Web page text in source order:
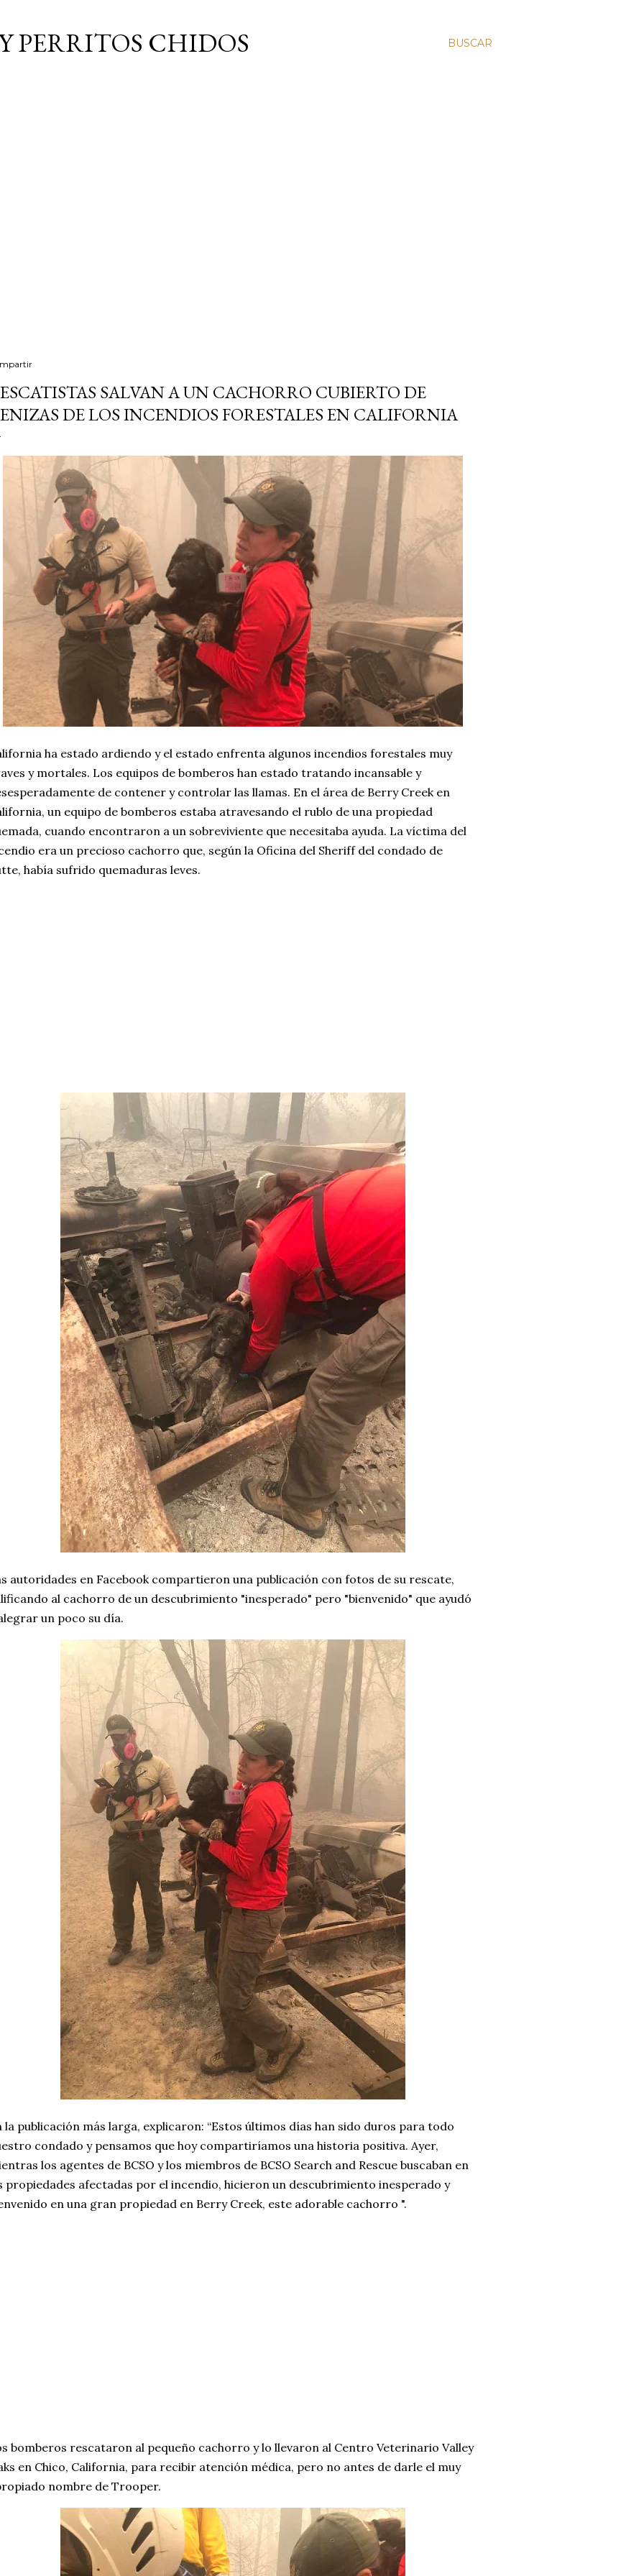
BUSCAR
PERRITOS CHIDOS
SALVAN A UN CACHORRO CUBIERTO DE
DE LOS INCENDIOS FORESTALES EN CALIFORNIA
ha estado ardiendo y el estado enfrenta algunos incendios forestales muy
y mortales. Los equipos de bomberos han estado tratando incansable y
de contener y controlar las llamas. En el área de Berry Creek en
un equipo de bomberos estaba atravesando el rublo de una propiedad
cuando encontraron a un sobreviviente que necesitaba ayuda. La víctima del
era un precioso cachorro que, según la Oficina del Sheriff del condado de
había sufrido quemaduras leves.
autoridades en Facebook compartieron una publicación con fotos de su rescate,
al cachorro de un descubrimiento "inesperado" pero "bienvenido" que ayudó
un poco su día.
la publicación más larga, explicaron: “Estos últimos días han sido duros para todo
condado y pensamos que hoy compartiríamos una historia positiva. Ayer,
los agentes de BCSO y los miembros de BCSO Search and Rescue buscaban en
propiedades afectadas por el incendio, hicieron un descubrimiento inesperado y
en una gran propiedad en Berry Creek, este adorable cachorro ".
bomberos rescataron al pequeño cachorro y lo llevaron al Centro Veterinario Valley
en Chico, California, para recibir atención médica, pero no antes de darle el muy
nombre de Trooper.